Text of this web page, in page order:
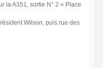
la A351, sortie N° 2 « Place
Wilson, puis rue des